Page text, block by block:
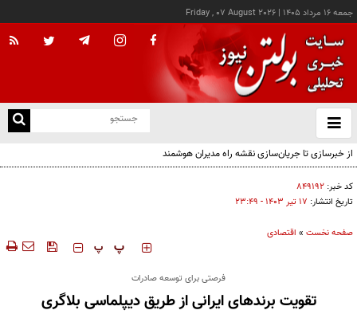
جمعه ۱۶ مرداد ۱۴۰۵ |
Friday , 07 August 2026
باز
و
از خبرسازی تا جریان‌سازی نقشه راه مدیران هوشمند
کد خبر: ۸۴۹۱۹۲
تاریخ انتشار: ۱۷ تير ۱۴۰۳ - ۲۳:۴۹
صفحه نخست » اقتصادی
‍‍‍ پ پ
فرصتی برای توسعه صادرات
تقویت برندهای ایرانی از طریق دیپلماسی بلاگری